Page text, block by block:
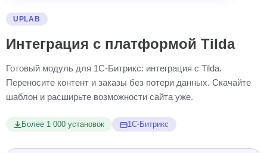
UPLAB
Интеграция с платформой Tilda
Готовый модуль для 1С-Битрикс: интеграция с Tilda.
Переносите контент и заказы без потери данных. Скачайте
шаблон и расширьте возможности сайта уже.
Более 1 000 установок 1С-Битрикс